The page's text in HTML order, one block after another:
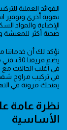
الفوائد العملية
تهوية أخرى
الإضاءة والمواد
صحية أكثر للمعيشة
نؤكد لك أن خدماتنا
يضم
في أغلب الحالات مع
في تركيب مراوح شفط
يمنحك مرونة في
نظرة عامة
الأساسية